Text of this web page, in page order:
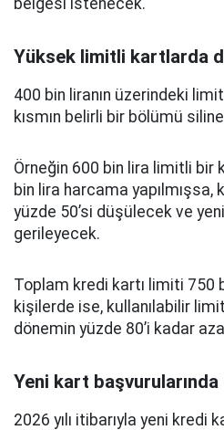
belgesi istenecek.
Yüksek limitli kartlarda
400 bin liranın üzerindeki
kısmın belirli bir bölümü
Örneğin 600 bin lira limitli bir
bin lira harcama yapılmışsa,
yüzde 50’si düşülecek ve
gerileyecek.
Toplam kredi kartı limiti 750
kişilerde ise, kullanılabilir
dönemin yüzde 80’i kadar
Yeni kart başvurularında
2026 yılı itibarıyla yeni kredi